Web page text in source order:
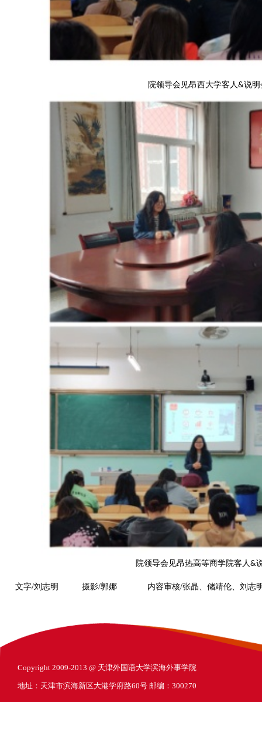
院领导会见昂西大学客人&说明
院领导会见昂热高等商学院客人&
文字/刘志明 摄影/郭娜 内容审核/张晶、储靖伦、刘志
Copyright 2009-2013 @ 天津外国语大学滨海外事学院
地址：天津市滨海新区大港学府路60号 邮编：300270